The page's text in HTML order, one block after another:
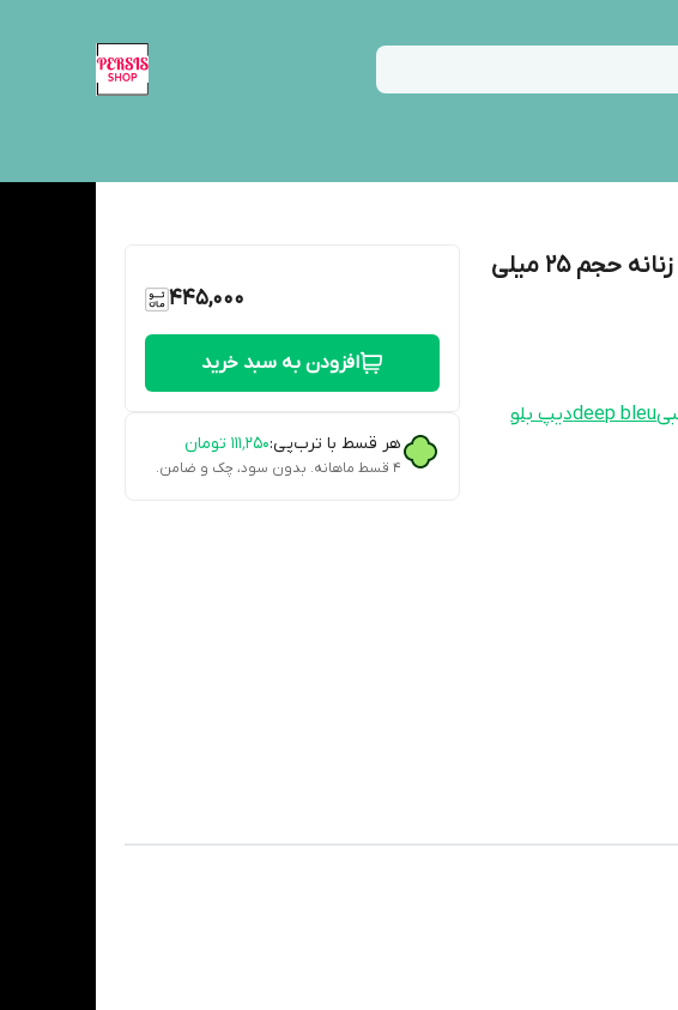
عطر جیبی جانوین دیپ بلو زنانه حجم 25 میلی
deep bleuدیپ بلو
445,000
افزودن به سبد خرید
هر قسط با ترب‌پی:۱۱۱٬۲۵۰ تومان
۴ قسط ماهانه. بدون سود، چک و ضامن.